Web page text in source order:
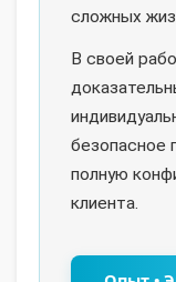
сложных
В своей
безопасное
полную
клиента.